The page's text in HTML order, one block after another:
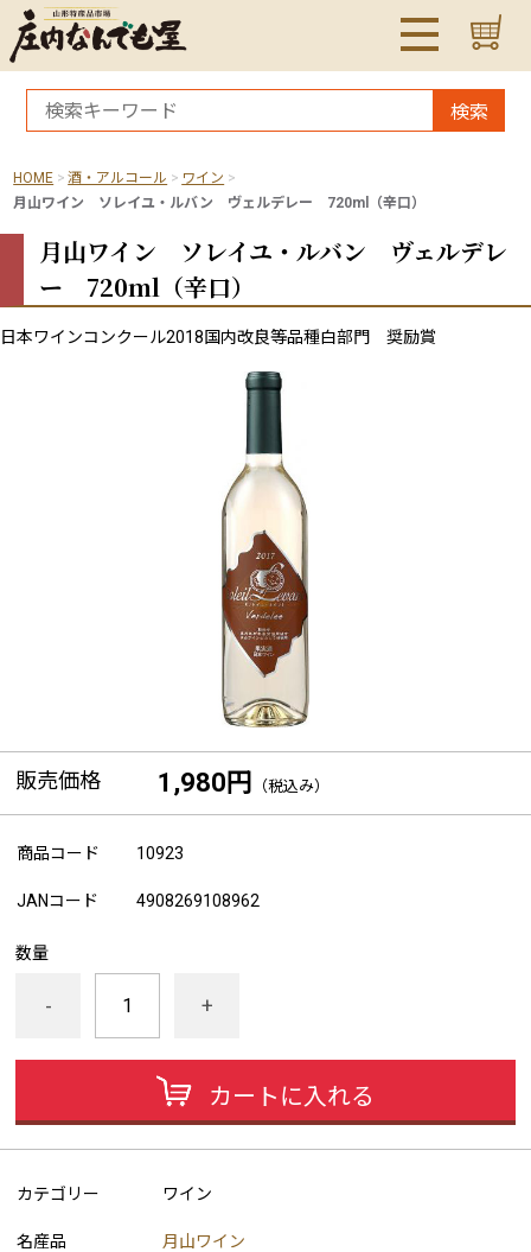
検索
HOME 酒・アルコール
ワイン
月山ワイン ソレイユ・ルバン ヴェルデレー 720ml（辛口）
月山ワイン ソレイユ・ルバン ヴェルデレ
ー 720ml（辛口）
日本ワインコンクール2018国内改良等品種白部門 奨励賞
販売価格 1,980円 （税込み）
商品コード 10923
JANコード 4908269108962
数量
- +
カートに入れる
カテゴリー ワイン
名産品 月山ワイン